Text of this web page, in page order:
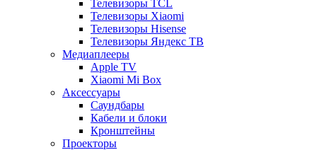
Телевизоры TCL
Телевизоры Xiaomi
Телевизоры Hisense
Телевизоры Яндекс ТВ
Медиаплееры
Apple TV
Xiaomi Mi Box
Аксессуары
Саундбары
Кабели и блоки
Кронштейны
Проекторы